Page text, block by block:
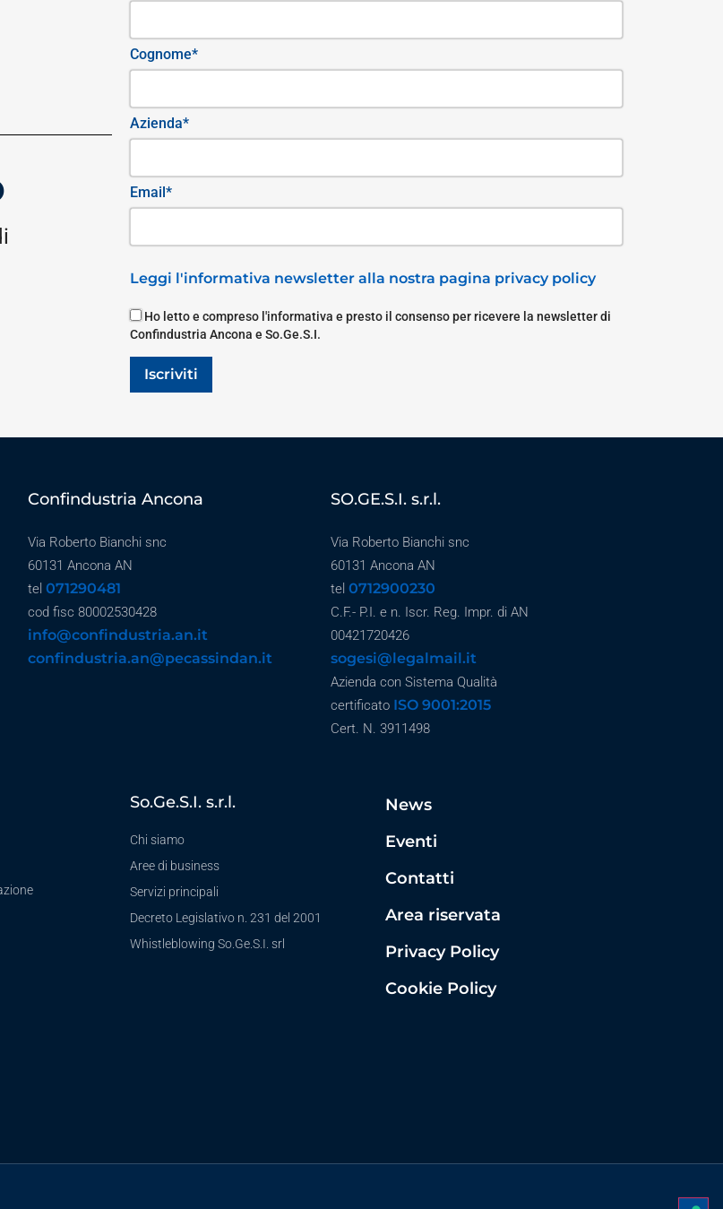
Cognome*
Azienda*
Email*
Leggi l'informativa newsletter alla nostra pagina privacy policy
Ho letto e compreso l'informativa e presto il consenso per ricevere la newsletter di
Confindustria Ancona e So.Ge.S.I.
Iscriviti
Confindustria Ancona
Via Roberto Bianchi snc
60131 Ancona AN
tel 071290481
cod fisc 80002530428
info@confindustria.an.it
confindustria.an@pecassindan.it
SO.GE.S.I. s.r.l.
Via Roberto Bianchi snc
60131 Ancona AN
tel 0712900230
C.F.- P.I. e n. Iscr. Reg. Impr. di AN
00421720426
sogesi@legalmail.it
Azienda con Sistema Qualità
certificato ISO 9001:2015
Cert. N. 3911498
So.Ge.S.I. s.r.l.
Chi siamo
Aree di business
Servizi principali
Decreto Legislativo n. 231 del 2001
Whistleblowing So.Ge.S.I. srl
News
Eventi
Contatti
Area riservata
Privacy Policy
Cookie Policy